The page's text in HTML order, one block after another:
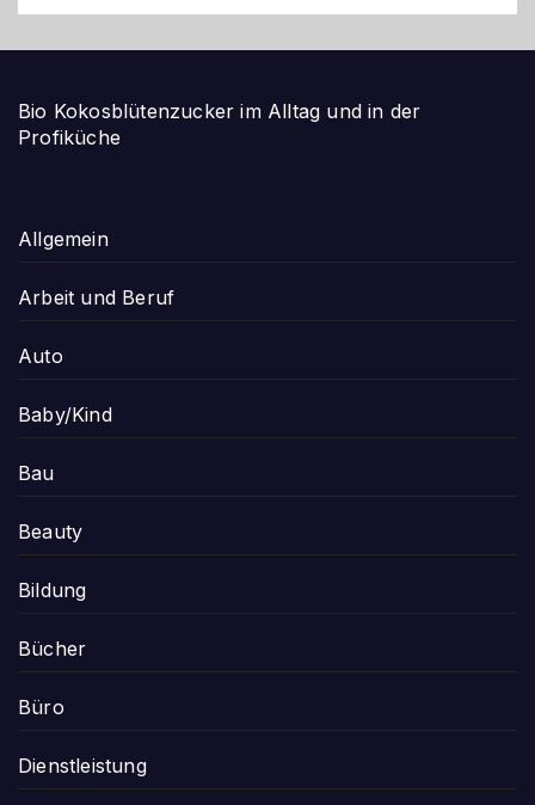
Bio Kokosblütenzucker im Alltag und in der
Profiküche
Allgemein
Arbeit und Beruf
Auto
Baby/Kind
Bau
Beauty
Bildung
Bücher
Büro
Dienstleistung